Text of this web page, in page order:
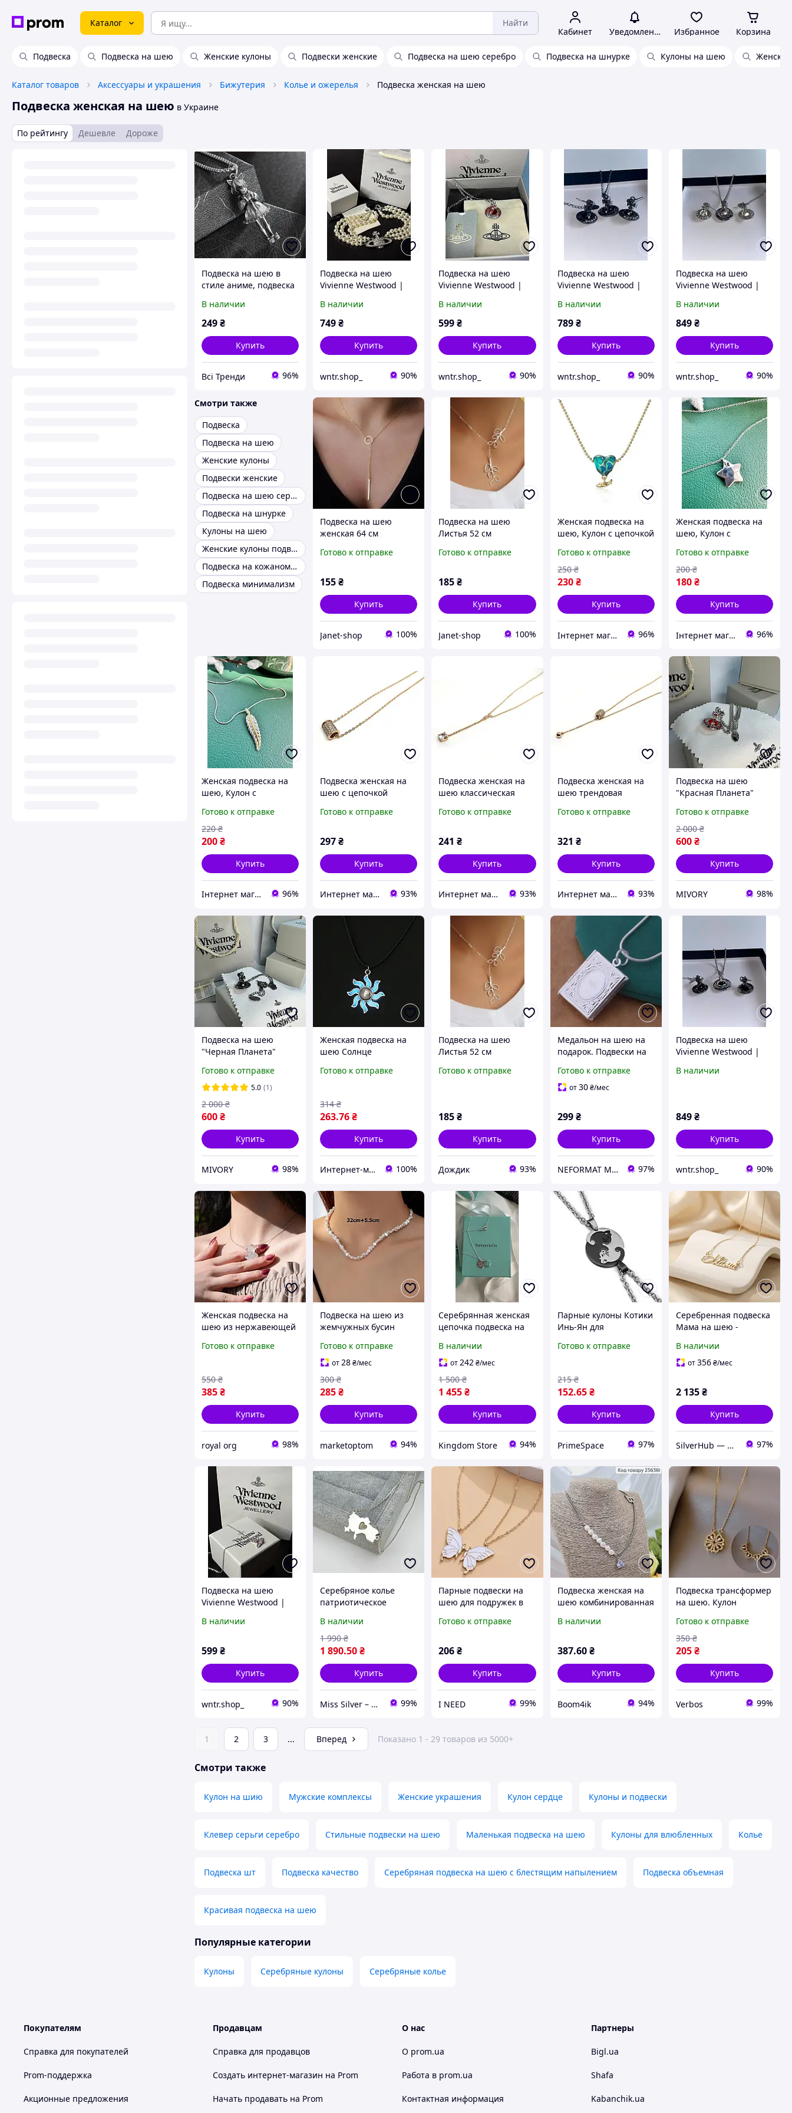
Каталог Найти
Кабинет Уведомления Избранное Корзина
Подвеска Подвеска на шею Женские кулоны Подвески женские Подвеска на шею серебро Подвеска на шнурке Кулоны на шею
Каталог товаров Аксессуары и украшения Бижутерия Колье и ожерелья Подвеска женская на шею
Подвеска женская на шею в Украине
По рейтингу Дешевле Дороже
Подвеска на шею в
стиле аниме, подвеска
В наличии
249₴
Купить
Всі Тренди 96%
Подвеска на шею
Vivienne Westwood |
Вивьен Вествуд
В наличии
749₴
Купить
wntr.shop_ 90%
Подвеска на шею
Vivienne Westwood |
Вивьен Вествуд
В наличии
599₴
Купить
wntr.shop_ 90%
Подвеска на шею
Vivienne Westwood |
Вивьен Вествуд |
Комплект
В наличии
789 ₴
Купить
wntr.shop_ 90%
Подвеска на шею
Vivienne Westwood |
Вивьен Вествуд
В наличии
849₴
Купить
wntr.shop_ 90%
Смотри также
Подвеска
Подвеска на шею
Женские кулоны
Подвески женские
Подвеска на шею серебро
Подвеска на шнурке
Кулоны на шею
Женские кулоны подвески
Подвеска на кожаном шнурке
Подвеска минимализм
Подвеска на шею
женская 64 см
Готово к отправке
155₴
Купить
Janet-shop 100%
Подвеска на шею
Листья 52 см
Готово к отправке
185₴
Купить
Janet-shop 100%
Женская подвеска на
шею, Кулон с цепочкой
самолетом
Готово к отправке
230 ₴
250 ₴
Купить
Інтернет магазин "Monik" - товари для всієї родини 96%
Женская подвеска на
шею, Кулон с
Готово к отправке
180₴
200 ₴
Купить
Інтернет магазин "Monik" - товари для всієї родини 96%
Женская подвеска на
шею, Кулон с
Готово к отправке
200₴
220 ₴
Купить
Інтернет магазин "Monik" - товари для всієї родини 96%
Подвеска женская на
шею с цепочкой
Готово к отправке
297₴
Купить
Интернет магазин сувениров Старик Хоттабыч 93%
Подвеска женская на
шею классическая
Готово к отправке
241 ₴
Купить
Интернет магазин сувениров Старик Хоттабыч 93%
Подвеска женская на
шею трендовая
Готово к отправке
321 ₴
Купить
Интернет магазин сувениров Старик Хоттабыч 93%
Подвеска на шею
"Красная Планета"
Цепочка на шею
Вивьен Вествуд /
Подвеска Vivienne
Готово к отправке
600₴
2 000 ₴
Купить
MIVORY 98%
Подвеска на шею
"Черная Планета"
Цепочка на шею
Вивьен Вествуд /
Подвеска Vivienne
Westwood
Готово к отправке
5.0 (1)
600₴
2 000 ₴
Купить
MIVORY 98%
Женская подвеска на
шею Солнце
Готово к отправке
263.76₴
314 ₴
Купить
Интернет-магазин "Aliri" 100%
Подвеска на шею
Листья 52 см
Готово к отправке
185₴
Купить
Дождик 93%
Медальон на шею на
подарок. Подвески на
шею. Женские кулоны
подвески в форме
Готово к отправке
от30 ₴/мес
299 ₴
Купить
NEFORMAT MAGAZ 97%
Подвеска на шею
Vivienne Westwood |
Вивьен Вествуд
В наличии
849₴
Купить
wntr.shop_ 90%
Женская подвеска на
шею из нержавеющей
Готово к отправке
385₴
550 ₴
Купить
royal org 98%
Подвеска на шею из
жемчужных бусин
Готово к отправке
от28₴/мес
285₴
300 ₴
Купить
marketoptom 94%
Cеребрянная женская
цепочка подвеска на
Подарок
В наличии
от242₴/мес
1 455₴
1 500 ₴
Купить
Kingdom Store 94%
Парные кулоны Котики
Инь-Ян для
подвески на шею
бижутерия для друзей,
2 шт.
Готово к отправке
152.65 ₴
215 ₴
Купить
PrimeSpace 97%
Серебренная подвеска
Мама на шею -
серебра 925 пробы,
подарок маме
В наличии
от356₴/мес
2 135₴
Купить
SilverHub — Серебро, подчеркивающее твою красоту! 97%
Подвеска на шею
Vivienne Westwood |
Вивьен Вествуд
В наличии
599₴
Купить
wntr.shop_ 90%
Серебряное колье
патриотическое
подвеска на шею
женская Кулон и
цепочка с картой
Украины
В наличии
1 890.50₴
1 990 ₴
Купить
Miss Silver – магазин ювелирных украшений из серебра 99%
Парные подвески на
шею для подружек в
золотистые белые
Jewerly
Готово к отправке
206₴
Купить
I NEED 99%
Подвеска женская на
шею комбинированная
жемчужинами и
В наличии
387.60 ₴
Купить
Boom4ik 94%
Подвеска трансформер
на шею. Кулон
клеверный лист.
Подарок девушке (в
золоте)
Готово к отправке
205₴
350 ₴
Купить
Verbos 99%
1 2 3 ... Вперед Показано 1 - 29 товаров из 5000+
Смотри также
Кулон на шию Мужские комплексы Женские украшения Кулон сердце Кулоны и подвески
Клевер серьги серебро Стильные подвески на шею Маленькая подвеска на шею Кулоны для влюбленных Колье
Подвеска шт Подвеска качество Серебряная подвеска на шею с блестящим напылением Подвеска объемная
Красивая подвеска на шею
Популярные категории
Кулоны Серебряные кулоны Серебряные колье
Покупателям
Справка для покупателей
Prom-поддержка
Акционные предложения
Продавцам
Справка для продавцов
Создать интернет-магазин на Prom
Начать продавать на Prom
О нас
О prom.ua
Работа в prom.ua
Контактная информация
Партнеры
Bigl.ua
Shafa
Kabanchik.ua